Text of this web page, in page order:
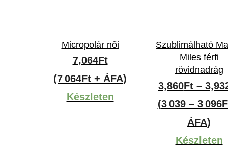
Micropolár női
7,064Ft
(7 064Ft + ÁFA)
Készleten
Szublimálható
Miles férfi
rövidnadrág
3,860Ft –
(3 039 – 3
ÁFA)
Készleten